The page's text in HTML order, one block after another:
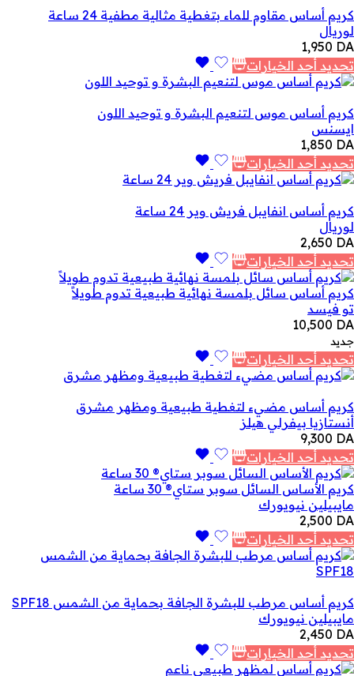
كريم أساس مقاوم للماء بتغطية مثالية مطفية 24 ساعة
لوريال
1,950 DA
تحديد أحد الخيارات
كريم أساس موس لتنعيم البشرة و توحيد اللون
ايسنس
1,850 DA
تحديد أحد الخيارات
كريم أساس انفايبل فريش وير 24 ساعة
لوريال
2,650 DA
تحديد أحد الخيارات
كريم أساس سائل بلمسة نهائية طبيعية تدوم طويلاً
تو فيسد
10,500 DA
جديد
تحديد أحد الخيارات
كريم أساس مضيء لتغطية طبيعية ومظهر مشرق
أنستازيا بيفرلي هيلز
9,300 DA
تحديد أحد الخيارات
كريم الأساس السائل سوبر ستاي® 30 ساعة
مايبيلين نيويورك
2,500 DA
تحديد أحد الخيارات
كريم أساس مرطب للبشرة الجافة بحماية من الشمس SPF18
مايبيلين نيويورك
2,450 DA
تحديد أحد الخيارات